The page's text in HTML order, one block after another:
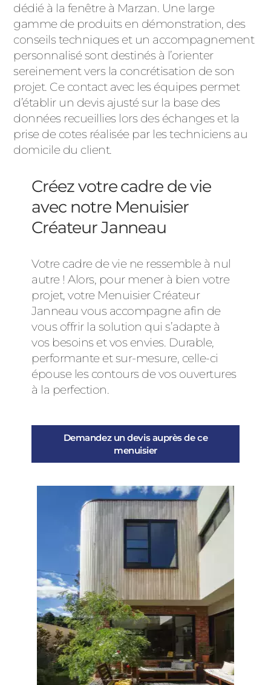
dédié à la fenêtre à Marzan. Une large
gamme de produits en démonstration, des
conseils techniques et un accompagnement
personnalisé sont destinés à l’orienter
sereinement vers la concrétisation de son
projet. Ce contact avec les équipes permet
d’établir un devis ajusté sur la base des
données recueillies lors des échanges et la
prise de cotes réalisée par les techniciens au
domicile du client.
Créez votre cadre de vie
avec notre Menuisier
Créateur Janneau
Votre cadre de vie ne ressemble à nul
autre ! Alors, pour mener à bien votre
projet, votre Menuisier Créateur
Janneau vous accompagne afin de
vous offrir la solution qui s’adapte à
vos besoins et vos envies. Durable,
performante et sur-mesure, celle-ci
épouse les contours de vos ouvertures
à la perfection.
Demandez un devis auprès de ce
menuisier